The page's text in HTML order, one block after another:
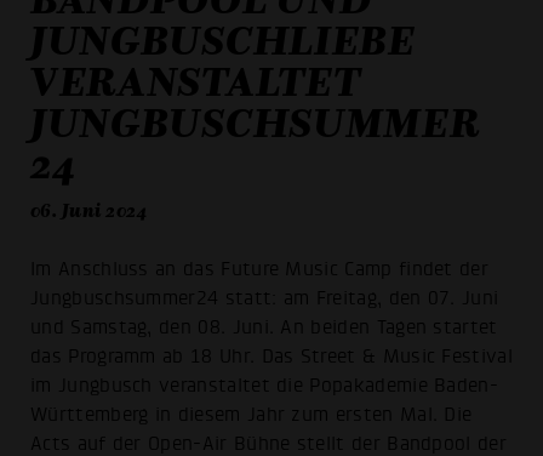
JUNGBUSCHLIEBE
VERANSTALTET
JUNGBUSCHSUMMER
24
06. Juni 2024
Im Anschluss an das Future Music Camp findet der
Jungbuschsummer24 statt: am Freitag, den 07. Juni
und Samstag, den 08. Juni. An beiden Tagen startet
das Programm ab 18 Uhr. Das Street & Music Festival
im Jungbusch veranstaltet die Popakademie Baden-
Württemberg in diesem Jahr zum ersten Mal. Die
Acts auf der Open-Air Bühne stellt der Bandpool der